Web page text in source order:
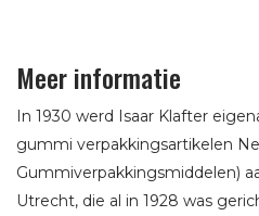
Meer informatie
In 1930 werd Isaar Klafter
gummi verpakkingsartikelen
Gummiverpakkingsmiddelen)
Utrecht, die al in 1928 was